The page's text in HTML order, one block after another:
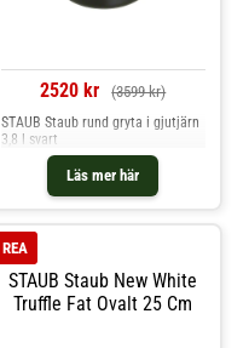
2520 kr (3599 kr)
Läs mer här
STAUB Staub rund gryta i gjutjärn
3,8 l svart
STAUB Staub New White
Truffle Fat Ovalt 25 Cm
REA